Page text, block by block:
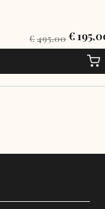
€495,00 €